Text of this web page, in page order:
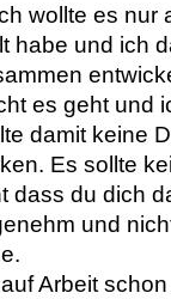
wollte es nur
habe und ich
es geht und
damit keine
Es sollte
dass du dich
und
Arbeit